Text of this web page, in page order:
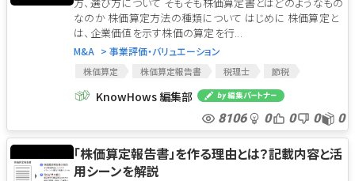
なのか 株価算定方法の種類について はじめに 株価算定と
は、企業価値を示す株価の算定を行...
M&A > 事業評価・バリュエーション
株価算定 株価算定報告書 税理士
節税
株価算定
株価算定報告書 税理士 節税
KnowHows 編集部
8106 0 0 0 0
「株価算定報告書」を作る理由とは？記載内容と活
用シーンを解説